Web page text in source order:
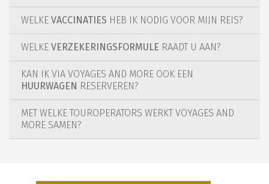
WELKE VACCINATIES HEB IK NODIG VOOR MIJN REIS?
WELKE VERZEKERINGSFORMULE RAADT U AAN?
KAN IK VIA VOYAGES AND MORE OOK EEN
HUURWAGEN RESERVEREN?
MET WELKE TOUROPERATORS WERKT VOYAGES AND
MORE SAMEN?